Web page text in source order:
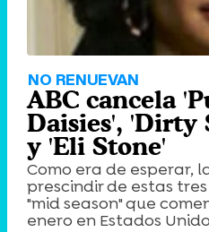
NO RENUEVAN
ABC cancela
Daisies', 'Dirty
y 'Eli Stone'
Como era de esperar,
prescindir de estas
"mid season" que
enero en Estados